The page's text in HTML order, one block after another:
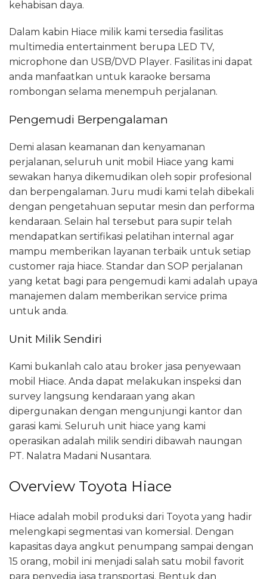
kehabisan daya.
Dalam kabin Hiace milik kami tersedia fasilitas
multimedia entertainment berupa LED TV,
microphone dan USB/DVD Player. Fasilitas ini dapat
anda manfaatkan untuk karaoke bersama
rombongan selama menempuh perjalanan.
Pengemudi Berpengalaman
Demi alasan keamanan dan kenyamanan
perjalanan, seluruh unit mobil Hiace yang kami
sewakan hanya dikemudikan oleh sopir profesional
dan berpengalaman. Juru mudi kami telah dibekali
dengan pengetahuan seputar mesin dan performa
kendaraan. Selain hal tersebut para supir telah
mendapatkan sertifikasi pelatihan internal agar
mampu memberikan layanan terbaik untuk setiap
customer raja hiace. Standar dan SOP perjalanan
yang ketat bagi para pengemudi kami adalah upaya
manajemen dalam memberikan service prima
untuk anda.
Unit Milik Sendiri
Kami bukanlah calo atau broker jasa penyewaan
mobil Hiace. Anda dapat melakukan inspeksi dan
survey langsung kendaraan yang akan
dipergunakan dengan mengunjungi kantor dan
garasi kami. Seluruh unit hiace yang kami
operasikan adalah milik sendiri dibawah naungan
PT. Nalatra Madani Nusantara.
Overview Toyota Hiace
Hiace adalah mobil produksi dari Toyota yang hadir
melengkapi segmentasi van komersial. Dengan
kapasitas daya angkut penumpang sampai dengan
15 orang, mobil ini menjadi salah satu mobil favorit
para penyedia jasa transportasi. Bentuk dan